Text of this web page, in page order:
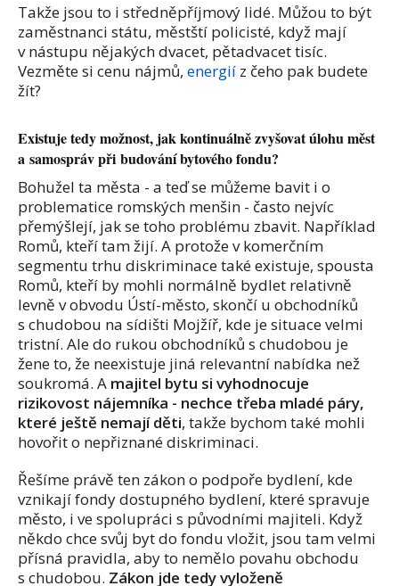
Takže jsou to i středněpříjmový lidé. Můžou to být
zaměstnanci státu, městští policisté, když mají
v nástupu nějakých dvacet, pětadvacet tisíc.
Vezměte si cenu nájmů, energií z čeho pak budete
žít?
Existuje tedy možnost, jak kontinuálně zvyšovat úlohu měst
a samospráv při budování bytového fondu?
Bohužel ta města - a teď se můžeme bavit i o
problematice romských menšin - často nejvíc
přemýšlejí, jak se toho problému zbavit. Například
Romů, kteří tam žijí. A protože v komerčním
segmentu trhu diskriminace také existuje, spousta
Romů, kteří by mohli normálně bydlet relativně
levně v obvodu Ústí-město, skončí u obchodníků
s chudobou na sídišti Mojžíř, kde je situace velmi
tristní. Ale do rukou obchodníků s chudobou je
žene to, že neexistuje jiná relevantní nabídka než
soukromá. A majitel bytu si vyhodnocuje
rizikovost nájemníka - nechce třeba mladé páry,
které ještě nemají děti, takže bychom také mohli
hovořit o nepřiznané diskriminaci.
Řešíme právě ten zákon o podpoře bydlení, kde
vznikají fondy dostupného bydlení, které spravuje
město, i ve spolupráci s původními majiteli. Když
někdo chce svůj byt do fondu vložit, jsou tam velmi
přísná pravidla, aby to nemělo povahu obchodu
s chudobou. Zákon jde tedy vyloženě